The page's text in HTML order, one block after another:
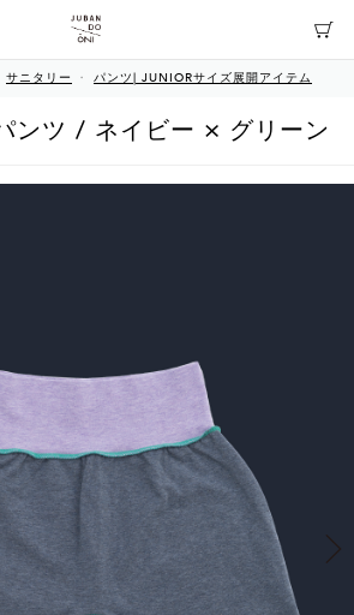
サニタリー パンツ| JUNIORサイズ展開アイテム
ンツ / ネイビー × グリーン